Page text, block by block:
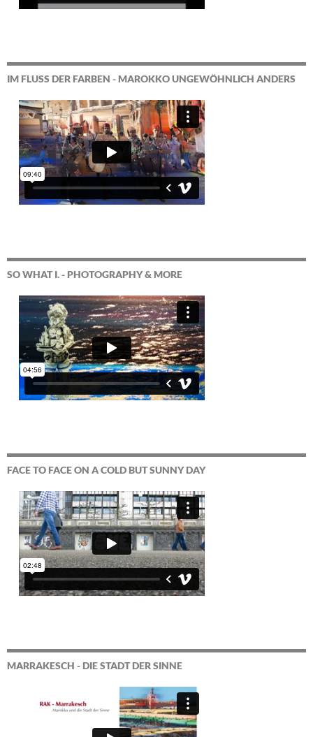
IM FLUSS DER FARBEN - MAROKKO UNGEWÖHNLICH ANDERS
SO WHAT I. - PHOTOGRAPHY & MORE
FACE TO FACE ON A COLD BUT SUNNY DAY
MARRAKESCH - DIE STADT DER SINNE